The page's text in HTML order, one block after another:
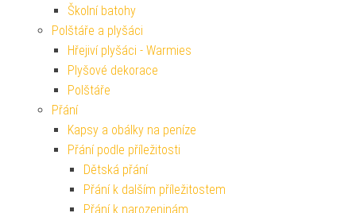
Školní batohy
Polštáře a plyšáci
Hřejiví plyšáci - Warmies
Plyšové dekorace
Polštáře
Přání
Kapsy a obálky na peníze
Přání podle příležitosti
Dětská přání
Přání k dalším příležitostem
Přání k narozeninám